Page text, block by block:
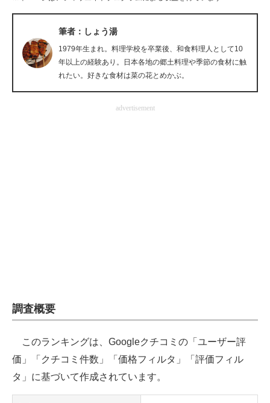
好きが集まる 比べて選べる
ビジネスと働き方のヒント
エレクトロニクス専門サイト
電子設計の基本と応用
エネルギーの専門メディア
筆者：しょう湯
1979年生まれ。料理学校を卒業後、和食料理人として10
年以上の経験あり。日本各地の郷土料理や季節の食材に触
れたい。好きな食材は菜の花とめかぶ。
advertisement
調査概要
このランキングは、Googleクチコミの「ユーザー評
価」「クチコミ件数」「価格フィルタ」「評価フィル
タ」に基づいて作成されています。